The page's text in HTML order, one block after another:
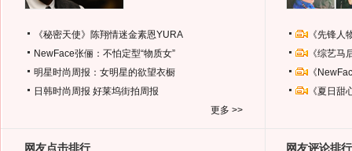
《秘密天使》陈翔情迷金素恩YURA
NewFace张俪：不怕定型“物质女”
明星时尚周报：女明星的欲望衣橱
日韩时尚周报 好莱坞街拍周报
更多 >>
《先锋
《综艺
《
《夏日
网友点击排行 网友评论排行